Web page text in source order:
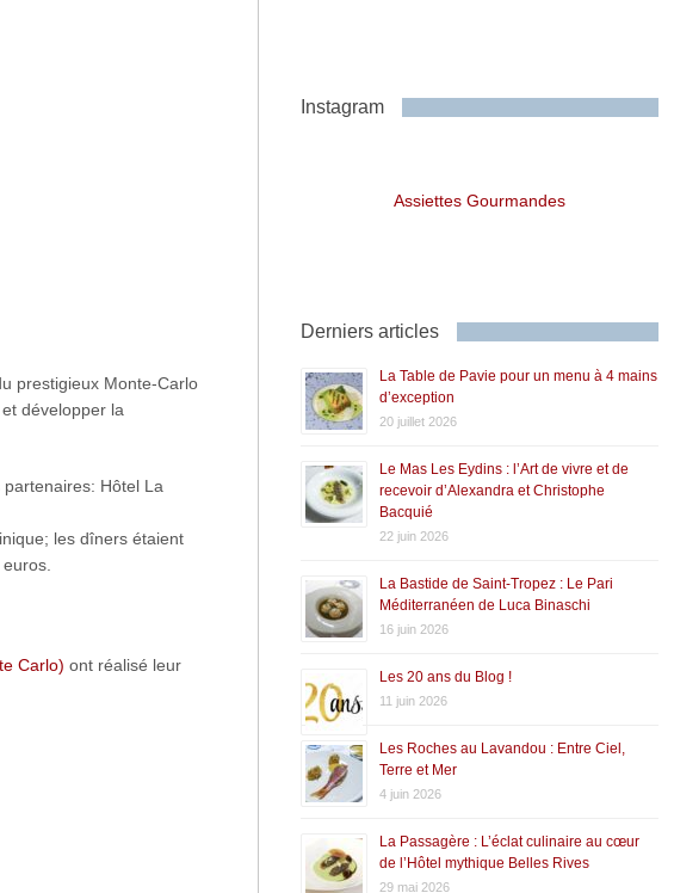
prestigieux Monte-Carlo
développer la
Hôtel La
les dîners étaient
Carlo) ont réalisé leur
Instagram
Assiettes Gourmandes
Derniers articles
La Table de Pavie pour un menu à 4 mains
d’exception
20 juillet 2026
Le Mas Les Eydins : l’Art de vivre et de
recevoir d’Alexandra et Christophe
Bacquié
22 juin 2026
La Bastide de Saint-Tropez : Le Pari
Méditerranéen de Luca Binaschi
16 juin 2026
Les 20 ans du Blog !
11 juin 2026
Les Roches au Lavandou : Entre Ciel,
Terre et Mer
4 juin 2026
La Passagère : L’éclat culinaire au cœur
de l’Hôtel mythique Belles Rives
29 mai 2026